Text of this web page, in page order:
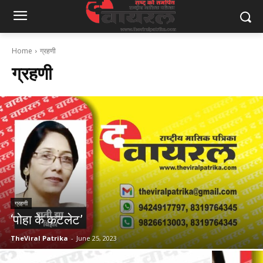
Home ग्रहणी
ग्रहणी
ग्रहणी
‘पोहा के कटलेट’
TheViral Patrika - June 25, 2023